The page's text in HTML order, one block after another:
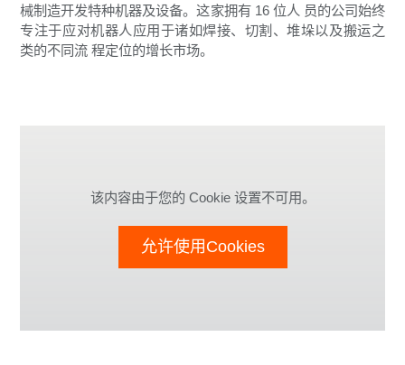
械制造开发特种机器及设备。这家拥有 16 位人 员的公司始终
专注于应对机器人应用于诸如焊接、切割、堆垛以及搬运之
类的不同流 程定位的增长市场。
该内容由于您的 Cookie 设置不可用。
允许使用Cookies